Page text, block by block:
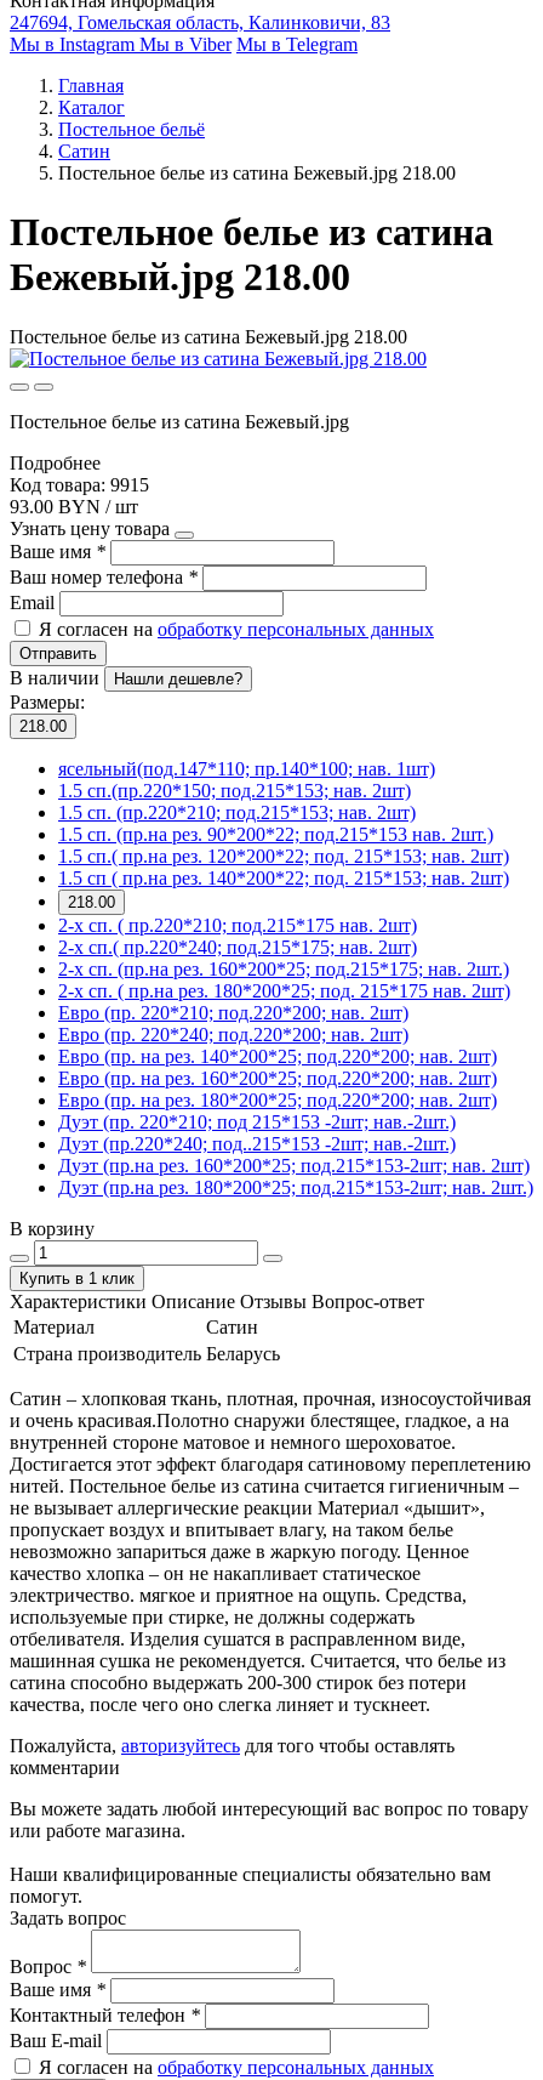
247694, Гомельская область, Калинковичи, 83
Мы в Instagram Мы в Viber Мы в Telegram
Главная
Каталог
Постельное бельё
Сатин
Постельное белье из сатина Бежевый.jpg 218.00
Постельное белье из сатина
Бежевый.jpg 218.00
Постельное белье из сатина Бежевый.jpg 218.00
Постельное белье из сатина Бежевый.jpg
Подробнее
Код товара: 9915
93.00 BYN / шт
Узнать цену товара
Ваше имя *
Ваш номер телефона *
Email
Я согласен на обработку персональных данных
Отправить
В наличии Нашли дешевле?
Размеры:
218.00
ясельный(под.147*110; пр.140*100; нав. 1шт)
1.5 сп.(пр.220*150; под.215*153; нав. 2шт)
1.5 сп. (пр.220*210; под.215*153; нав. 2шт)
1.5 сп. (пр.на рез. 90*200*22; под.215*153 нав. 2шт.)
1.5 сп.( пр.на рез. 120*200*22; под. 215*153; нав. 2шт)
1.5 сп ( пр.на рез. 140*200*22; под. 215*153; нав. 2шт)
218.00
2-х сп. ( пр.220*210; под.215*175 нав. 2шт)
2-х сп.( пр.220*240; под.215*175; нав. 2шт)
2-х сп. (пр.на рез. 160*200*25; под.215*175; нав. 2шт.)
2-х сп. ( пр.на рез. 180*200*25; под. 215*175 нав. 2шт)
Евро (пр. 220*210; под.220*200; нав. 2шт)
Евро (пр. 220*240; под.220*200; нав. 2шт)
Евро (пр. на рез. 140*200*25; под.220*200; нав. 2шт)
Евро (пр. на рез. 160*200*25; под.220*200; нав. 2шт)
Евро (пр. на рез. 180*200*25; под.220*200; нав. 2шт)
Дуэт (пр. 220*210; под 215*153 -2шт; нав.-2шт.)
Дуэт (пр.220*240; под..215*153 -2шт; нав.-2шт.)
Дуэт (пр.на рез. 160*200*25; под.215*153-2шт; нав. 2шт)
Дуэт (пр.на рез. 180*200*25; под.215*153-2шт; нав. 2шт.)
В корзину
Купить в 1 клик
Характеристики Описание Отзывы Вопрос-ответ
Материал
Сатин
Страна производитель Беларусь
Сатин – хлопковая ткань, плотная, прочная, износоустойчивая
и очень красивая.Полотно снаружи блестящее, гладкое, а на
внутренней стороне матовое и немного шероховатое.
Достигается этот эффект благодаря сатиновому переплетению
нитей. Постельное белье из сатина считается гигиеничным –
не вызывает аллергические реакции Материал «дышит»,
пропускает воздух и впитывает влагу, на таком белье
невозможно запариться даже в жаркую погоду. Ценное
качество хлопка – он не накапливает статическое
электричество. мягкое и приятное на ощупь. Средства,
используемые при стирке, не должны содержать
отбеливателя. Изделия сушатся в расправленном виде,
машинная сушка не рекомендуется. Считается, что белье из
сатина способно выдержать 200-300 стирок без потери
качества, после чего оно слегка линяет и тускнеет.
Пожалуйста, авторизуйтесь для того чтобы оставлять
комментарии
Вы можете задать любой интересующий вас вопрос по товару
или работе магазина.
Наши квалифицированные специалисты обязательно вам
помогут.
Задать вопрос
Вопрос *
Ваше имя *
Контактный телефон *
Ваш E-mail
Я согласен на обработку персональных данных